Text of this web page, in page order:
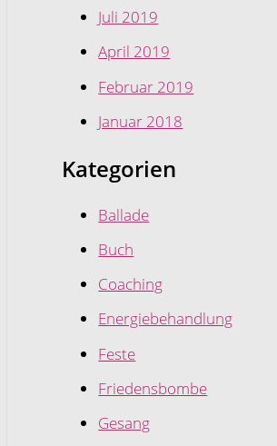
Juli 2019
April 2019
Februar 2019
Januar 2018
Kategorien
Ballade
Buch
Coaching
Energiebehandlung
Feste
Friedensbombe
Gesang